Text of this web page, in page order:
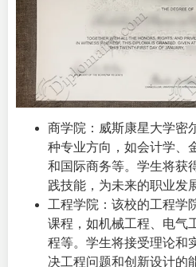
商学院：威斯康星大学密
种专业方向，如会计学、
和国际商务等。学生将获
践技能，为未来的职业发
工程学院：该校的工程学
课程，如机械工程、电气
程等。学生将接受理论和
决工程问题和创新设计的